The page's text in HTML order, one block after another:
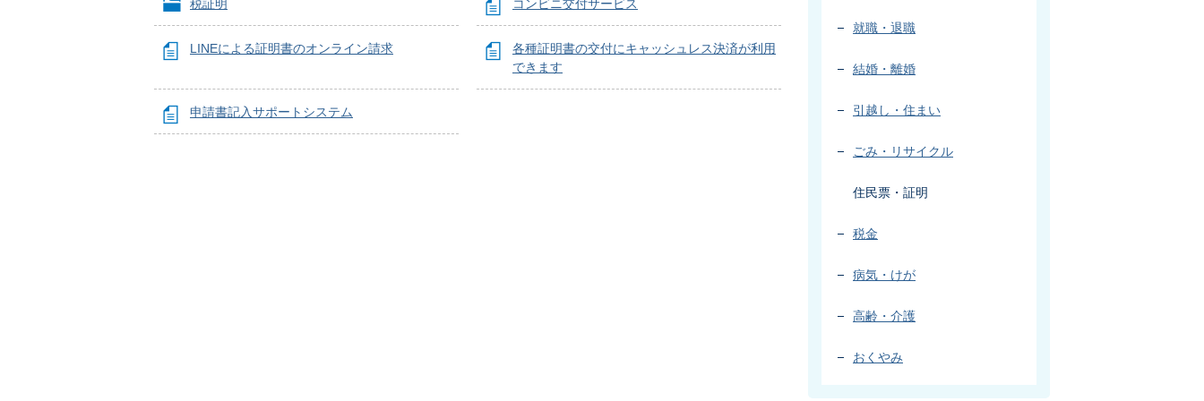
税証明 コンビニ交付サービス
LINEによる証明書のオンライン請求
各種証明書の交付にキャッシュレス決済が利用
できます
申請書記入サポートシステム
就職・退職
結婚・離婚
引越し・住まい
ごみ・リサイクル
住民票・証明
税金
病気・けが
高齢・介護
おくやみ